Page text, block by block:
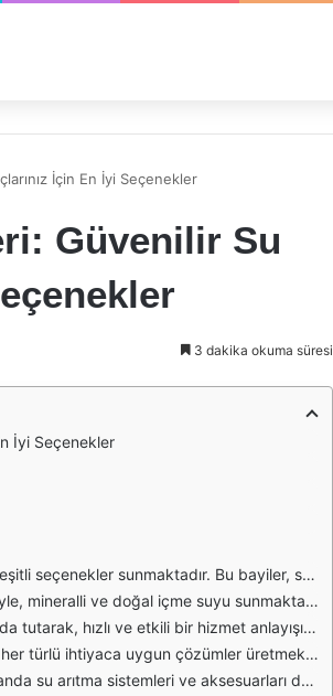
İçin En İyi Seçenekler
Güvenilir Su
3 dakika okuma süresi
İyi Seçenekler
suya erişim sağlamak son derece önemlidir. Maltepe bölgesindeki su bayileri, geniş ürün yelpazesi ile hem bireysel hem de kurumsal müşterilere hitap etmektedir.
su analizi yaparak, ürünlerinin kalitesini sürekli kontrol altında tutmaktadır. Bu da, tüketicilerin güvenle su satın alabilmesini sağlamaktadır.
tıklama ile ihtiyacınız olan suyu temin edebilirsiniz. Hızlı teslimat hizmeti, acil su ihtiyaçlarınızda büyük bir avantaj sağlamaktadır.
Ayrıca, bayiler genellikle düzenli alım yapan müşterilerine özel indirimler ve kampanyalar sunarak, maliyetleri düşürmektedir.
suyu elde etmek amacıyla kullanılmaktadır. Bu sayede, tüketiciler hem güvenli suya ulaşmakta hem de su tasarrufu sağlamaktadır.